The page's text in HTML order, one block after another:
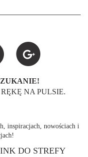
NA PULSIE.
inspiracjach, nowościach i
DO STREFY